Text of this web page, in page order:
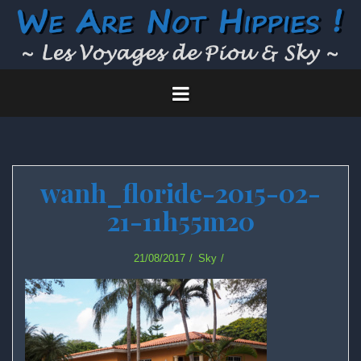
Skip
wanh_floride-2015-02-
21-11h55m20
21/08/2017 Sky